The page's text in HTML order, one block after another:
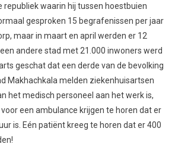
republiek waarin hij tussen hoestbuien
gesproken 15 begrafenissen per jaar
maar in maart en april werden er 12
andere stad met 21.000 inwoners werd
geschat dat een derde van de bevolking
Makhachkala melden ziekenhuisartsen
het medisch personeel aan het werk is,
een ambulance krijgen te horen dat er
is. Eén patiënt kreeg te horen dat er 400